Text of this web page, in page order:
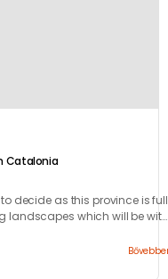
Catalonia
decide as this province is full
landscapes which will be with